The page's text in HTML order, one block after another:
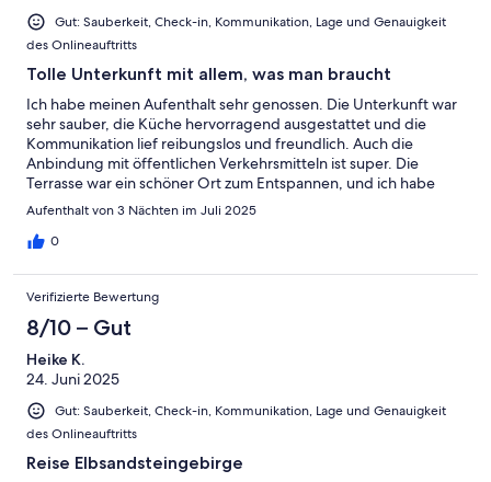
Gut: Sauberkeit, Check-in, Kommunikation, Lage und Genauigkeit
des Onlineauftritts
Tolle Unterkunft mit allem, was man braucht
Ich habe meinen Aufenthalt sehr genossen. Die Unterkunft war
sehr sauber, die Küche hervorragend ausgestattet und die
Kommunikation lief reibungslos und freundlich. Auch die
Anbindung mit öffentlichen Verkehrsmitteln ist super. Die
Terrasse war ein schöner Ort zum Entspannen, und ich habe
hervorragend geschlafen – die nahe Straße und die Züge
Mein kleiner Hund hat sich ebenfalls sehr wohlgefühlt. Ich
Aufenthalt von 3 Nächten im Juli 2025
0
Verifizierte Bewertung
8/10 – Gut
Heike K.
24. Juni 2025
Gut: Sauberkeit, Check-in, Kommunikation, Lage und Genauigkeit
des Onlineauftritts
Reise Elbsandsteingebirge